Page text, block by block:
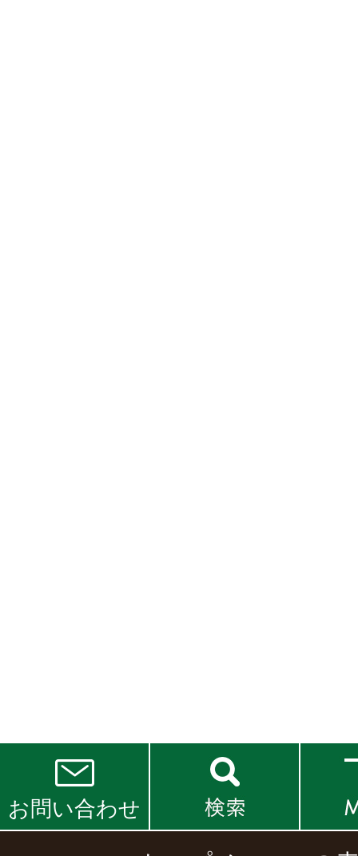
お問い合わせ